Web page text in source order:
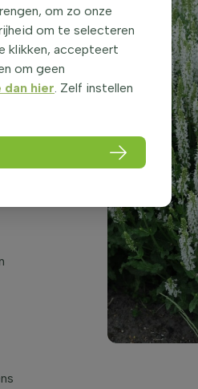
om zo onze
om te selecteren
klikken, accepteert
om geen
dan hier. Zelf instellen